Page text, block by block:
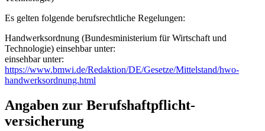
Es gelten folgende berufsrechtliche Regelungen:
Handwerksordnung (Bundesministerium für Wirtschaft und
Technologie) einsehbar unter:
einsehbar unter:
https://www.bmwi.de/Redaktion/DE/Gesetze/Mittelstand/hwo-
handwerksordnung.html
Angaben zur Berufs­haftpflicht­
versicherung